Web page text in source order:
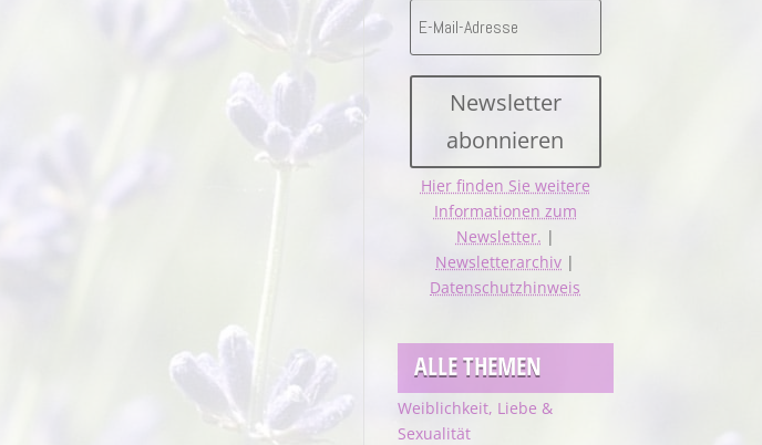
Newsletter
abonnieren
Hier finden Sie weitere
Informationen zum
Newsletter. |
Newsletterarchiv |
Datenschutzhinweis
ALLE THEMEN
Weiblichkeit, Liebe &
Sexualität